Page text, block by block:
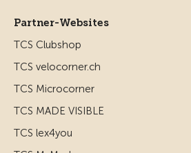
Partner-Websites
TCS Clubshop
TCS velocorner.ch
TCS Microcorner
TCS MADE VISIBLE
TCS lex4you